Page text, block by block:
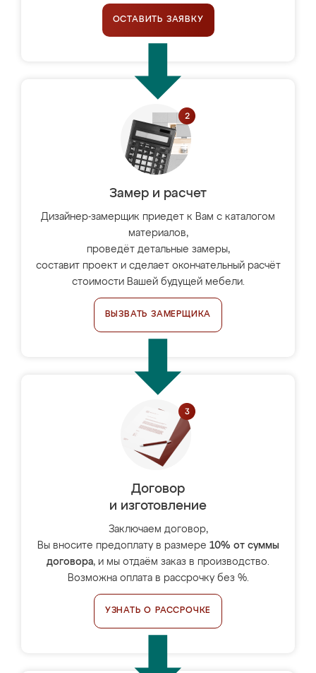
ОСТАВИТЬ ЗАЯВКУ
Замер и расчет
Дизайнер-замерщик приедет к Вам с каталогом
материалов,
проведёт детальные замеры,
составит проект и сделает окончательный расчёт
стоимости Вашей будущей мебели.
ВЫЗВАТЬ ЗАМЕРЩИКА
Договор
и изготовление
Заключаем договор,
Вы вносите предоплату в размере 10% от суммы
договора, и мы отдаём заказ в производство.
Возможна оплата в рассрочку без %.
УЗНАТЬ О РАССРОЧКЕ